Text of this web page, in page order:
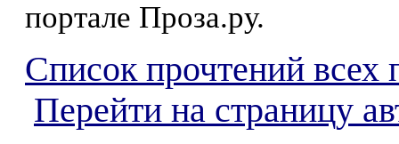
портале Проза.ру.
Список прочтений всех
Перейти на страницу